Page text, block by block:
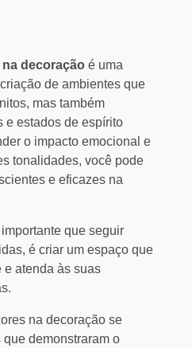
decoração é uma
de ambientes que
mas também
e estados de espírito
o impacto emocional e
tonalidades, você pode
e eficazes na
que seguir
é criar um espaço que
e atenda às suas
na decoração se
demonstraram o